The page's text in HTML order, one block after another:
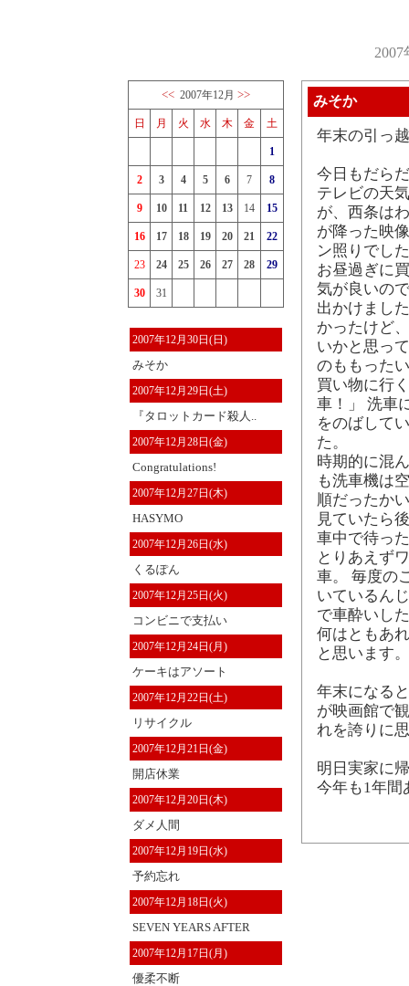
<< 2007年12月 >>
日 月 火 水 木 金 土
1
2 3 4 5 6 7 8
9 10 11 12 13 14 15
16 17 18 19 20 21 22
23 24 25 26 27 28 29
30 31
2007年12月30日(日)
みそか
2007年12月29日(土)
『タロットカード殺人..
2007年12月28日(金)
Congratulations!
2007年12月27日(木)
HASYMO
2007年12月26日(水)
くるぽん
2007年12月25日(火)
コンビニで支払い
2007年12月24日(月)
ケーキはアソート
2007年12月22日(土)
リサイクル
2007年12月21日(金)
開店休業
2007年12月20日(木)
ダメ人間
2007年12月19日(水)
予約忘れ
2007年12月18日(火)
SEVEN YEARS AFTER
2007年12月17日(月)
優柔不断
みそか
年末の引っ
今日もだら
テレビの天
が、西条は
が降った映
ン照りでし
お昼過ぎに
気が良いの
出かけまし
かったけど
いかと思っ
のももった
買い物に行
車！」 洗車
をのばして
た。
時期的に混
も洗車機は
順だったか
見ていたら
車中で待っ
とりあえず
車。 毎度の
いているん
で車酔いし
何はともあ
と思います。
年末になる
が映画館で
れを誇りに
明日実家に
今年も1年間